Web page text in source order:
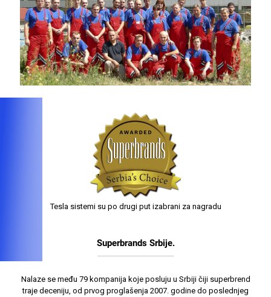
Tesla sistemi su po drugi put izabrani za nagradu
Superbrands Srbije.
Nalaze se među 79 kompanija koje posluju u Srbiji čiji superbrend
traje deceniju, od prvog proglašenja 2007. godine do poslednjeg